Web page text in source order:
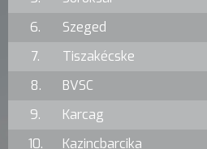
6.
Szeged
7.
Tiszakécske
8.
BVSC
9.
Karcag
10.
Kazincbarcika